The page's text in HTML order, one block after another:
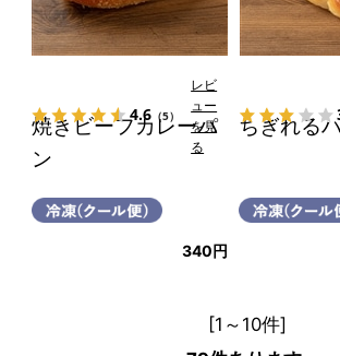
焼きビーフカレーパ
ン
4.6 （5）
レビ
ュー
を見
る
340円
ちぎれる
[1～10件]